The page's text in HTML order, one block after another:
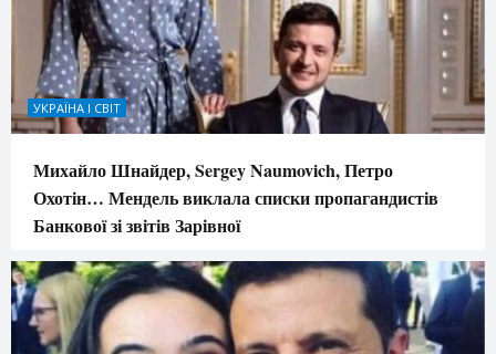
УКРАЇНА І СВІТ
Михайло Шнайдер, Sergey Naumovich, Петро
Охотін… Мендель виклала списки пропагандистів
Банкової зі звітів Зарівної